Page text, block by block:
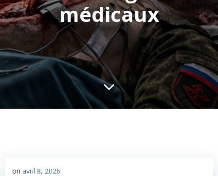
médicaux
on avril 8, 2026